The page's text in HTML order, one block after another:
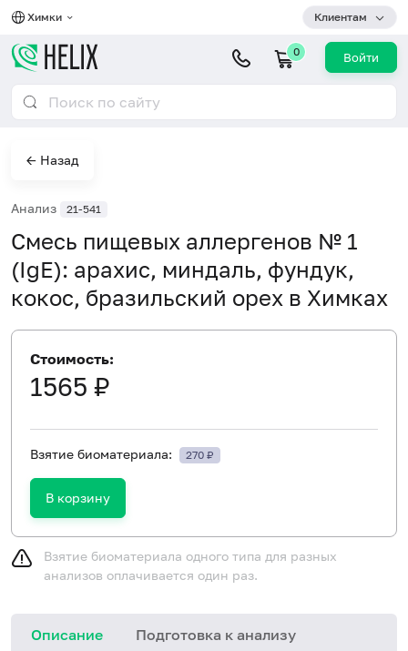
Химки Клиентам
0 Войти
← Назад
Анализ 21-541
Смесь пищевых аллергенов № 1
(IgE): арахис, миндаль, фундук,
кокос, бразильский орех в Химках
Стоимость:
1565 ₽
Взятие биоматериала: 270 ₽
В корзину
Взятие биоматериала одного типа для разных
анализов оплачивается один раз.
Описание Подготовка к анализу